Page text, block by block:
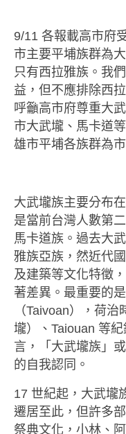
部落美食
原民文創
關於我們
English
9/11 各報載高市府
市主要平埔族群為
只有西拉雅族。我
益，但不應排除西
呼籲高市府尊重大
市大武壠、馬卡道
雄市平埔各族群為
大武壠族主要分布
是當前台灣人數第
馬卡道族。過去大
雅族亞族，然近代
及建築等文化特徵
著差異。最重要的
（Taivoan），荷
壠）、Taiouan 等
言，「大武壠族」
的自我認同。
17 世紀起，大武壠
遷居至此，但許多
祭典文化，小林、